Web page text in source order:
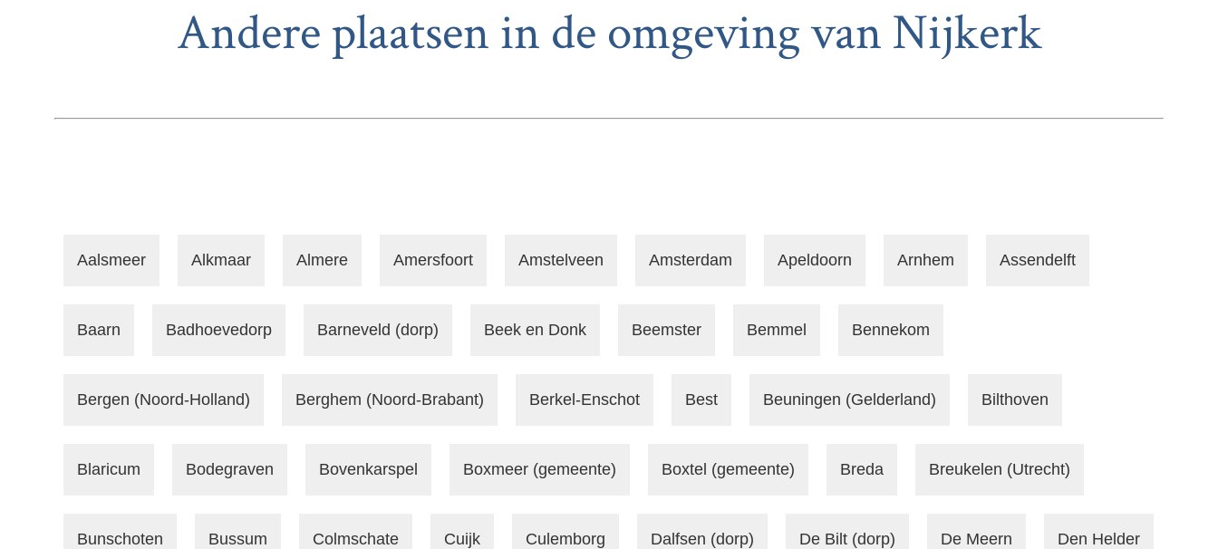
Andere plaatsen in de omgeving van Nijkerk
Aalsmeer Alkmaar Almere Amersfoort Amstelveen Amsterdam Apeldoorn Arnhem Assendelft
Baarn Badhoevedorp Barneveld (dorp) Beek en Donk Beemster Bemmel Bennekom
Bergen (Noord-Holland) Berghem (Noord-Brabant) Berkel-Enschot Best Beuningen (Gelderland) Bilthoven
Blaricum Bodegraven Bovenkarspel Boxmeer (gemeente) Boxtel (gemeente) Breda Breukelen (Utrecht)
Bunschoten Bussum Colmschate Cuijk Culemborg Dalfsen (dorp) De Bilt (dorp) De Meern Den Helder